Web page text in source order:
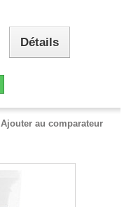
Détails
Ajouter au comparateur